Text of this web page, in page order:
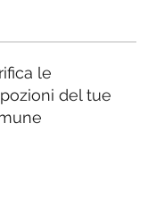
le
del tue